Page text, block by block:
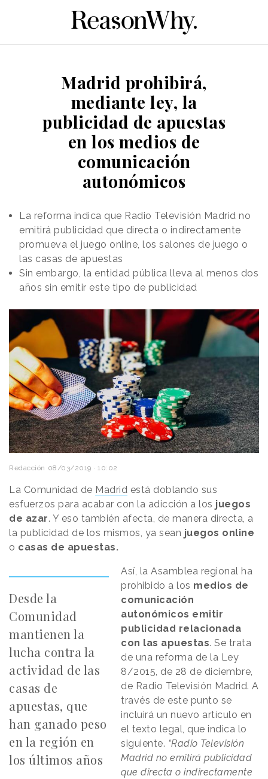
Madrid prohibirá,
mediante ley, la
publicidad de apuestas
en los medios de
comunicación
autonómicos
La reforma indica que Radio Televisión Madrid no
emitirá publicidad que directa o indirectamente
promueva el juego online, los salones de juego o
las casas de apuestas
Sin embargo, la entidad pública lleva al menos dos
años sin emitir este tipo de publicidad
Redacción 08/03/2019 · 10:02
La Comunidad de Madrid está doblando sus
esfuerzos para acabar con la adicción a los juegos
de azar. Y eso también afecta, de manera directa, a
la publicidad de los mismos, ya sean juegos online
o casas de apuestas.
Desde la
Comunidad
mantienen la
lucha contra la
actividad de las
casas de
apuestas, que
han ganado peso
en la región en
los últimos años
Así, la Asamblea regional ha
prohibido a los medios de
comunicación
autonómicos emitir
publicidad relacionada
con las apuestas. Se trata
de una reforma de la Ley
8/2015, de 28 de diciembre,
de Radio Televisión Madrid. A
través de este punto se
incluirá un nuevo artículo en
el texto legal, que indica lo
siguiente. “Radio Televisión
Madrid no emitirá publicidad
que directa o indirectamente